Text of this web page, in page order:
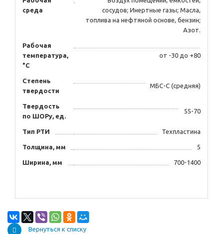
среда
сосудов; Инертные газы; Масла,
топлива на нефтяной основе, бензин;
Азот.
Рабочая
температура,
°C
от -30 до +80
Степень
твердости
МБС-С (средняя)
Твердость
по ШОРу, ед.
55-70
Тип РТИ Техпластина
Толщина, мм 5
Ширина, мм 700-1400
Вернуться к списку